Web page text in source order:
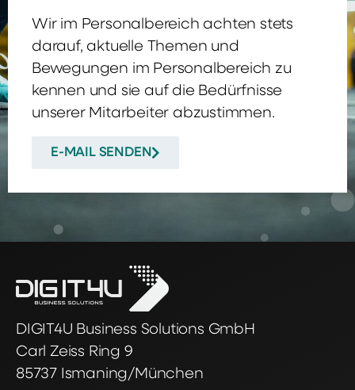
Wir im Personalbereich achten stets
darauf, aktuelle Themen und
Bewegungen im Personalbereich zu
kennen und sie auf die Bedürfnisse
unserer Mitarbeiter abzustimmen.
E-MAIL SENDEN
DIGIT4U Business Solutions GmbH
Carl Zeiss Ring 9
85737 Ismaning/München